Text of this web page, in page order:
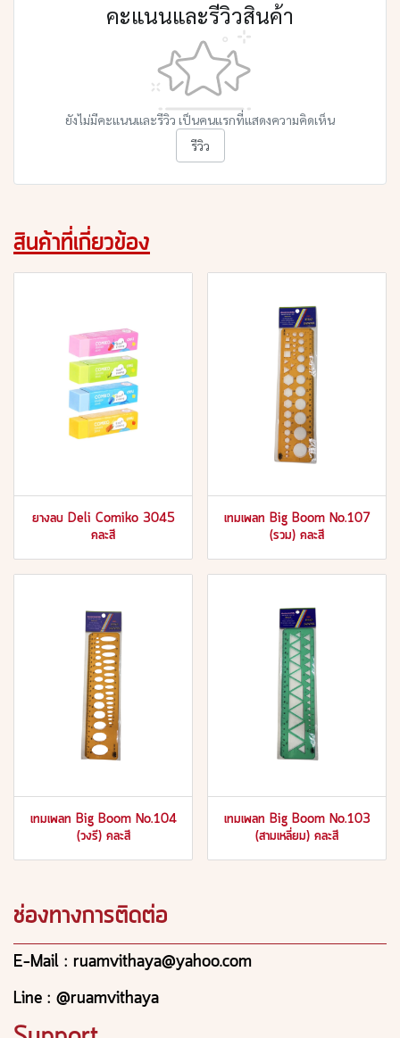
คะแนนและรีวิวสินค้า
ยังไม่มีคะแนนและรีวิว เป็นคนแรกที่แสดงความคิดเห็น
รีวิว
สินค้าที่เกี่ยวข้อง
ยางลบ Deli Comiko 3045
คละสี
เทมเพลท Big Boom No.107
(รวม) คละสี
เทมเพลท Big Boom No.104
(วงรี) คละสี
เทมเพลท Big Boom No.103
(สามเหลี่ยม) คละสี
ช่องทางการติดต่อ
E-Mail : ruamvithaya@yahoo.com
Line : @ruamvithaya